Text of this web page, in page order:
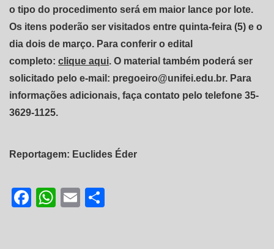
o tipo do procedimento será em maior lance por lote.
Os itens poderão ser visitados entre quinta-feira (5) e o
dia dois de março. Para conferir o edital
completo: clique aqui. O material também poderá ser
solicitado pelo e-mail: pregoeiro@unifei.edu.br. Para
informações adicionais, faça contato pelo telefone 35-
3629-1125.
Reportagem: Euclides Éder
Facebook
WhatsApp
Email